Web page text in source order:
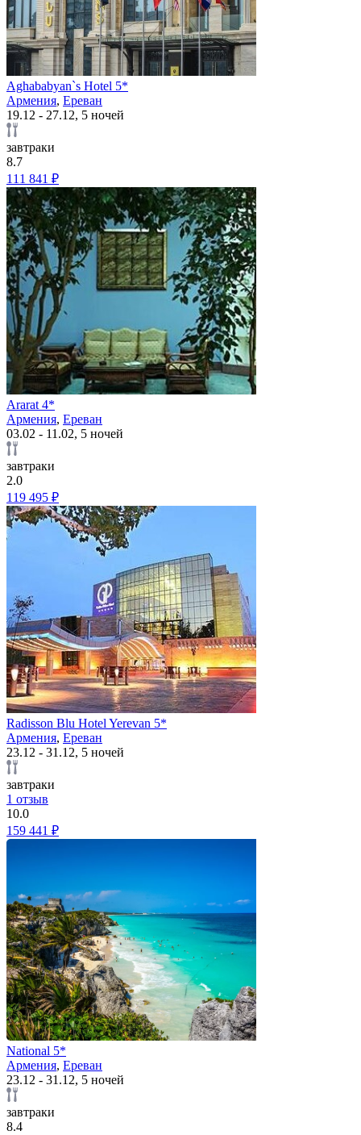
Aghababyan`s Hotel 5*
Армения, Ереван
19.12 - 27.12, 5 ночей
завтраки
8.7
111 841 ₽
Ararat 4*
Армения, Ереван
03.02 - 11.02, 5 ночей
завтраки
2.0
119 495 ₽
Radisson Blu Hotel Yerevan 5*
Армения, Ереван
23.12 - 31.12, 5 ночей
завтраки
1 отзыв
10.0
159 441 ₽
National 5*
Армения, Ереван
23.12 - 31.12, 5 ночей
завтраки
8.4